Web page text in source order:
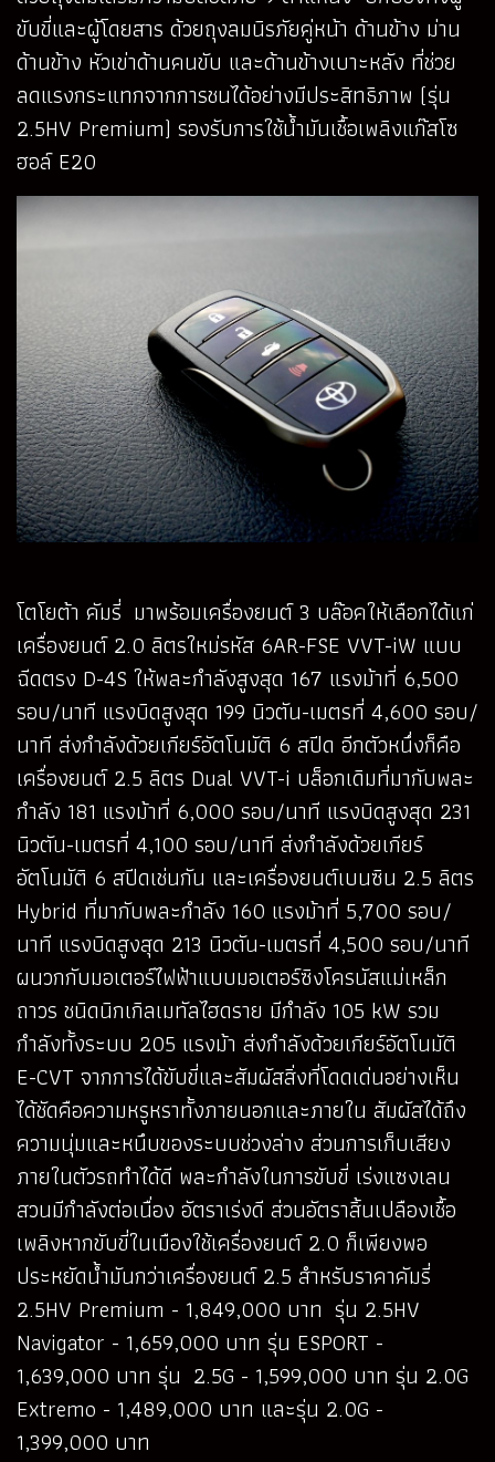
ขับขี่และผู้โดยสาร ด้วยถุงลมนิรภัยคู่หน้า ด้านข้าง ม่าน
ด้านข้าง หัวเข่าด้านคนขับ และด้านข้างเบาะหลัง ที่ช่วย
ลดแรงกระแทกจากการชนได้อย่างมีประสิทธิภาพ (รุ่น
2.5HV Premium) รองรับการใช้น้ำมันเชื้อเพลิงแก๊สโซ
ฮอล์ E20
โตโยต้า คัมรี่ มาพร้อมเครื่องยนต์ 3 บล๊อคให้เลือกได้แก่
เครื่องยนต์ 2.0 ลิตรใหม่รหัส 6AR-FSE VVT-iW แบบ
ฉีดตรง D-4S ให้พละกำลังสูงสุด 167 แรงม้าที่ 6,500
รอบ/นาที แรงบิดสูงสุด 199 นิวตัน-เมตรที่ 4,600 รอบ/
นาที ส่งกำลังด้วยเกียร์อัตโนมัติ 6 สปีด อีกตัวหนึ่งก็คือ
เครื่องยนต์ 2.5 ลิตร Dual VVT-i บล็อกเดิมที่มากับพละ
กำลัง 181 แรงม้าที่ 6,000 รอบ/นาที แรงบิดสูงสุด 231
นิวตัน-เมตรที่ 4,100 รอบ/นาที ส่งกำลังด้วยเกียร์
อัตโนมัติ 6 สปีดเช่นกัน และเครื่องยนต์เบนซิน 2.5 ลิตร
Hybrid ที่มากับพละกำลัง 160 แรงม้าที่ 5,700 รอบ/
นาที แรงบิดสูงสุด 213 นิวตัน-เมตรที่ 4,500 รอบ/นาที
ผนวกกับมอเตอร์ไฟฟ้าแบบมอเตอร์ซิงโครนัสแม่เหล็ก
ถาวร ชนิดนิกเกิลเมทัลไฮดราย มีกำลัง 105 kW รวม
กำลังทั้งระบบ 205 แรงม้า ส่งกำลังด้วยเกียร์อัตโนมัติ
E-CVT จากการได้ขับขี่และสัมผัสสิ่งที่โดดเด่นอย่างเห็น
ได้ชัดคือความหรูหราทั้งภายนอกและภายใน สัมผัสได้ถึง
ความนุ่มและหนึบของระบบช่วงล่าง ส่วนการเก็บเสียง
ภายในตัวรถทำได้ดี พละกำลังในการขับขี่ เร่งแซงเลน
สวนมีกำลังต่อเนื่อง อัตราเร่งดี ส่วนอัตราสิ้นเปลืองเชื้อ
เพลิงหากขับขี่ในเมืองใช้เครื่องยนต์ 2.0 ก็เพียงพอ
ประหยัดน้ำมันกว่าเครื่องยนต์ 2.5 สำหรับราคาคัมรี่
2.5HV Premium - 1,849,000 บาท รุ่น 2.5HV
Navigator - 1,659,000 บาท รุ่น ESPORT -
1,639,000 บาท รุ่น 2.5G - 1,599,000 บาท รุ่น 2.0G
Extremo - 1,489,000 บาท และรุ่น 2.0G -
1,399,000 บาท